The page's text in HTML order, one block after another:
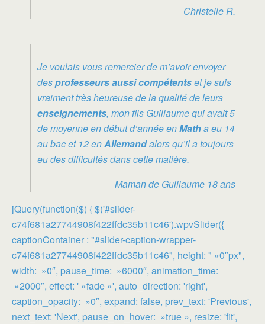
Christelle R.
Je voulais vous remercier de m’avoir envoyer
desprofesseurs aussi compétentset je suis
vraiment très heureuse de la qualité de leurs
enseignements, mon fils Guillaume qui avait 5
de moyenne en début d’année enMatha eu 14
au bac et 12 enAllemandalors qu’il a toujours
eu des difficultés dans cette matière.
Maman de Guillaume 18 ans
jQuery(function($) { $('#slider-
c74f681a27744908f422ffdc35b11c46').wpvSlider({
captionContainer : "#slider-caption-wrapper-
c74f681a27744908f422ffdc35b11c46", height: " »0″px",
width: »0″, pause_time: »6000″, animation_time:
»2000″, effect: ' »fade »', auto_direction: 'right',
caption_opacity: »0″, expand: false, prev_text: 'Previous',
next_text: 'Next', pause_on_hover: »true », resize: 'fit',